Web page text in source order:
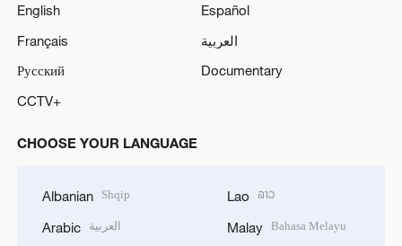
English
Español
Français
العربية
Русский
Documentary
CCTV+
CHOOSE YOUR LANGUAGE
Albanian Shqip
Arabic العربية
Lao ລາວ
Malay Bahasa Melayu